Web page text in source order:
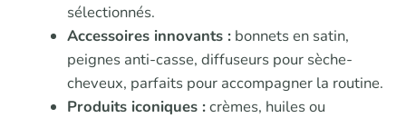
sélectionnés.
Accessoires innovants :bonnets en satin,
peignes anti-casse, diffuseurs pour sèche-
cheveux, parfaits pour accompagner la routine.
Produits iconiques :crèmes, huiles ou